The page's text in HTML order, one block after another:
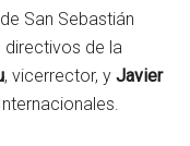
San Sebastián
de la
, vicerrector, yJavier